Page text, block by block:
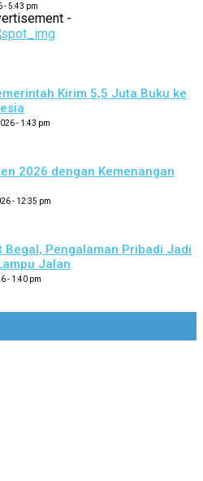
- 5:43 pm
-
Kirim 5,5 Juta Buku ke
- 1:43 pm
2026 dengan Kemenangan
- 12:35 pm
Begal, Pengalaman Pribadi Jadi
Jalan
- 1:40 pm